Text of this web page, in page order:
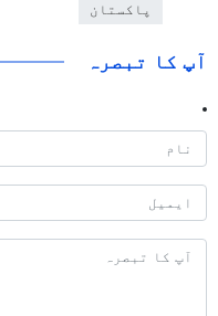
پاکستان
آپ کا تبصرہ